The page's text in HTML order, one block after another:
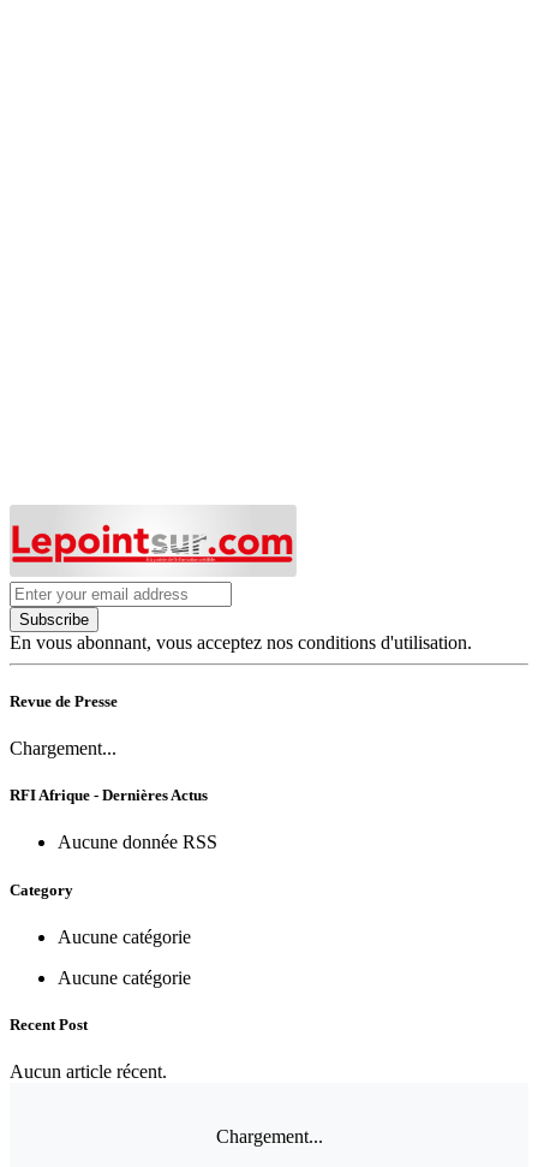
Subscribe
En vous abonnant, vous acceptez nos conditions d'utilisation.
Revue de Presse
Chargement...
RFI Afrique - Dernières Actus
Aucune donnée RSS
Category
Aucune catégorie
Aucune catégorie
Recent Post
Aucun article récent.
Chargement...